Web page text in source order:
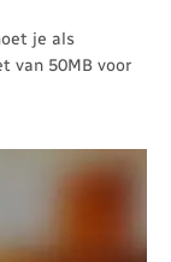
je als
van 50MB voor